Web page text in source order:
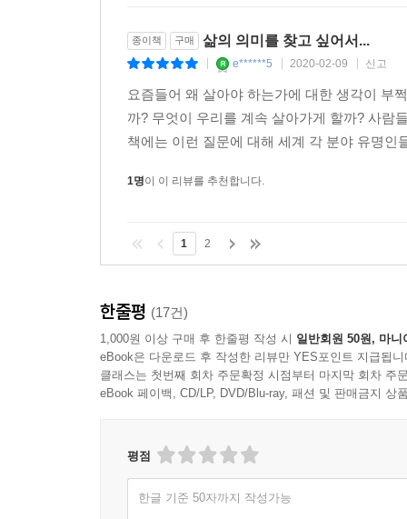
종이책 구매 삶의 의미를 찾고 싶어서...
e******5 2020-02-09 신고
요즘들어 왜 살아야 하는가에 대한 생각이 부
까? 무엇이 우리를 계속 살아가게 할까? 사람
책에는 이런 질문에 대해 세계 각 분야 유명
1명이 이 리뷰를 추천합니다.
1 2
한줄평 (17건)
1,000원 이상 구매 후 한줄평 작성 시 일반회원 50원, 마니
eBook은 다운로드 후 작성한 리뷰만 YES포인트 지급됩니
클래스는 첫번째 회차 주문확정 시점부터 마지막 회차 주
eBook 페이백, CD/LP, DVD/Blu-ray, 패션 및 판매금지 상
평점
한글 기준 50자까지 작성가능